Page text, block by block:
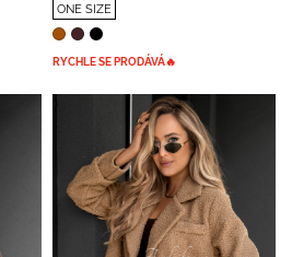
ONE SIZE
RYCHLE SE PRODÁVÁ🔥